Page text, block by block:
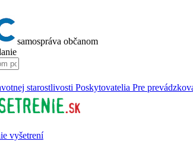
samospráva občanom
starostlivosti Poskytovatelia Pre
vyšetrení